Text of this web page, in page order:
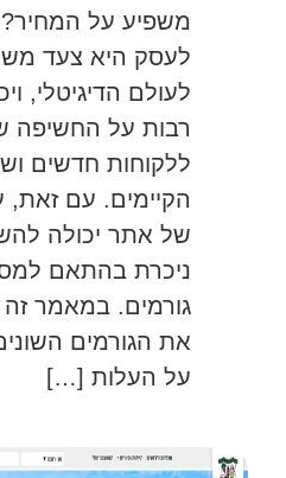
משפיע על המחיר?
לעסק היא צעד
לעולם הדיגיטלי,
רבות על החשיפה
ללקוחות חדשים
הקיימים. עם זאת,
של אתר יכולה
ניכרת בהתאם
גורמים. במאמר זה
את הגורמים
על העלות […]